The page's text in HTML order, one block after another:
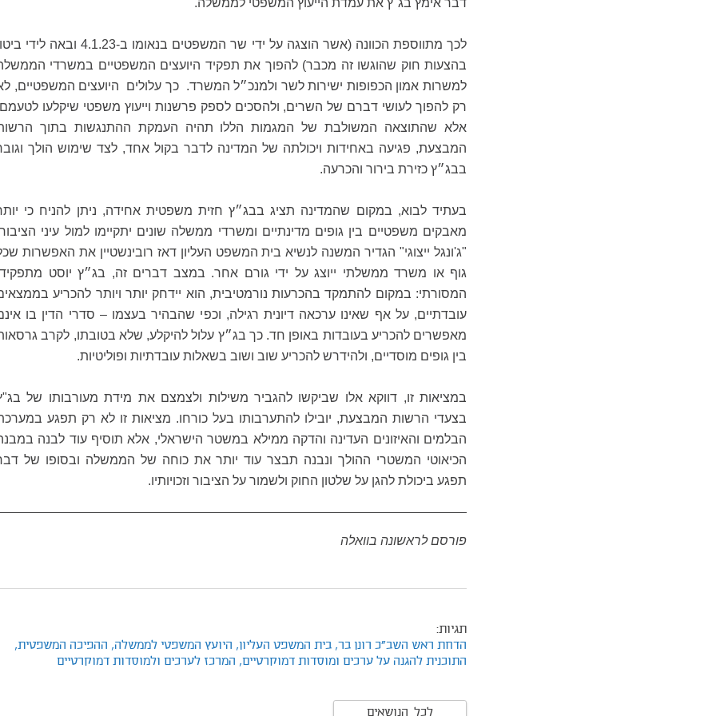
לכך מתווספת הכוונה (אשר הוצגה על ידי שר המשפטים בנאומו ב-4.1.23 ובאה לידי
בהצעות חוק שהוגשו זה מכבר) להפוך את תפקיד היועצים המשפטיים במשרדי
למשרות אמון הכפופות ישירות לשר ולמנכ״ל המשרד. כך עלולים היועצים המשפטיים,
רק להפוך לעושי דברם של השרים, ולהסכים לספק פרשנות וייעוץ משפטי שיקלעו
אלא שהתוצאה המשולבת של המגמות הללו תהיה העמקת ההתנגשות בתוך
המבצעת, פגיעה באחידות ויכולתה של המדינה לדבר בקול אחד, לצד שימוש הולך
בבג״ץ כזירת בירור והכרעה.
בעתיד לבוא, במקום שהמדינה תציג בבג״ץ חזית משפטית אחידה, ניתן להניח כי
מאבקים משפטיים בין גופים מדינתיים ומשרדי ממשלה שונים יתקיימו למול עיני
"ג'ונגל ייצוגי" הגדיר המשנה לנשיא בית המשפט העליון דאז רובינשטיין את האפשרות
גוף או משרד ממשלתי ייוצג על ידי גורם אחר. במצב דברים זה, בג״ץ יוסט
המסורתי: במקום להתמקד בהכרעות נורמטיבית, הוא יידחק יותר ויותר להכריע
עובדתיים, על אף שאינו ערכאה דיונית רגילה, וכפי שהבהיר בעצמו – סדרי הדין בו
מאפשרים להכריע בעובדות באופן חד. כך בג״ץ עלול להיקלע, שלא בטובתו, לקרב
בין גופים מוסדיים, ולהידרש להכריע שוב ושוב בשאלות עובדתיות ופוליטיות.
במציאות זו, דווקא אלו שביקשו להגביר משילות ולצמצם את מידת מעורבותו של
בצעדי הרשות המבצעת, יובילו להתערבותו בעל כורחו. מציאות זו לא רק תפגע
הבלמים והאיזונים העדינה והדקה ממילא במשטר הישראלי, אלא תוסיף עוד לבנה
הכיאוטי המשטרי ההולך ונבנה תבצר עוד יותר את כוחה של הממשלה ובסופו של
תפגע ביכולת להגן על שלטון החוק ולשמור על הציבור וזכויותיו.
פורסם לראשונה בוואלה
תגיות:
הדחת ראש השב"כ רונן בר, בית המשפט העליון, היועץ המשפטי לממשלה, ההפיכה המשפטית,
התוכנית להגנה על ערכים ומוסדות דמוקרטיים, המרכז לערכים ולמוסדות דמוקרטיים
לכל הנושאים